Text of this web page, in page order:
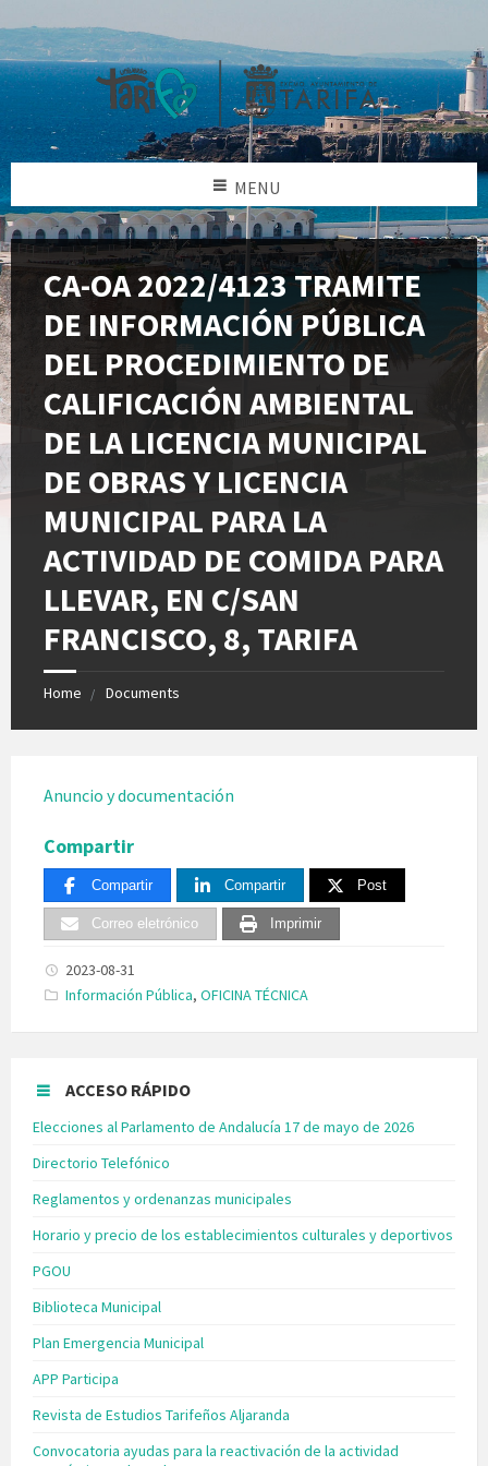
MENU
CA-OA 2022/4123 TRAMITE
DE INFORMACIÓN PÚBLICA
DEL PROCEDIMIENTO DE
CALIFICACIÓN AMBIENTAL
DE LA LICENCIA MUNICIPAL
DE OBRAS Y LICENCIA
MUNICIPAL PARA LA
ACTIVIDAD DE COMIDA PARA
LLEVAR, EN C/SAN
FRANCISCO, 8, TARIFA
Home Documents
Anuncio y documentación
Compartir
Compartir Compartir Post
Correo eletrónico Imprimir
2023-08-31
Categories:
Información Pública, OFICINA TÉCNICA
ACCESO RÁPIDO
Elecciones al Parlamento de Andalucía 17 de mayo de 2026
Directorio Telefónico
Reglamentos y ordenanzas municipales
Horario y precio de los establecimientos culturales y deportivos
PGOU
Biblioteca Municipal
Plan Emergencia Municipal
APP Participa
Revista de Estudios Tarifeños Aljaranda
Convocatoria ayudas para la reactivación de la actividad